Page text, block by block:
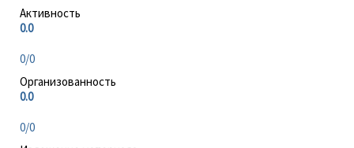
Активность
0.0
0/0
Организованность
0.0
0/0